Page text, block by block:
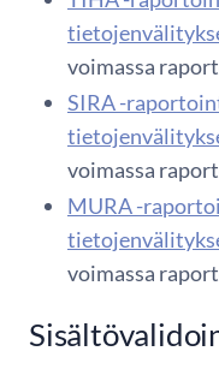
voimassa
SIRA -
voimassa
MURA -
voimassa